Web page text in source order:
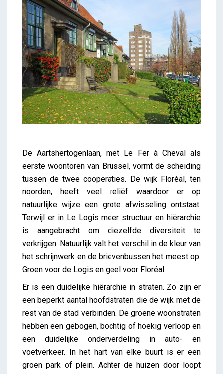
De Aartshertogenlaan, met Le Fer à Cheval als
eerste woontoren van Brussel, vormt de scheiding
tussen de twee coöperaties. De wijk Floréal, ten
noorden, heeft veel reliëf waardoor er op
natuurlijke wijze een grote afwisseling ontstaat.
Terwijl er in Le Logis meer structuur en hiërarchie
is aangebracht om diezelfde diversiteit te
verkrijgen. Natuurlijk valt het verschil in de kleur van
het schrijnwerk en de brievenbussen het meest op.
Groen voor de Logis en geel voor Floréal.
Er is een duidelijke hiërarchie in straten. Zo zijn er
een beperkt aantal hoofdstraten die de wijk met de
rest van de stad verbinden. De groene woonstraten
hebben een gebogen, bochtig of hoekig verloop en
een duidelijke onderverdeling in auto- en
voetverkeer. In het hart van elke buurt is er een
groen park of plein. Achter de huizen door loopt